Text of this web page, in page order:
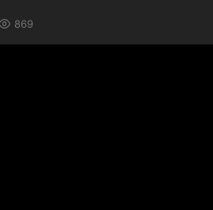
869